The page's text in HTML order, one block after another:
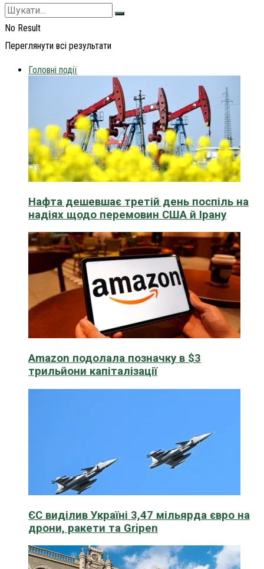
No Result
Переглянути всі результати
Головні події
Нафта дешевшає третій день поспіль на
надіях щодо перемовин США й Ірану
Amazon подолала позначку в $3
трильйони капіталізації
ЄС виділив Україні 3,47 мільярда євро на
дрони, ракети та Gripen